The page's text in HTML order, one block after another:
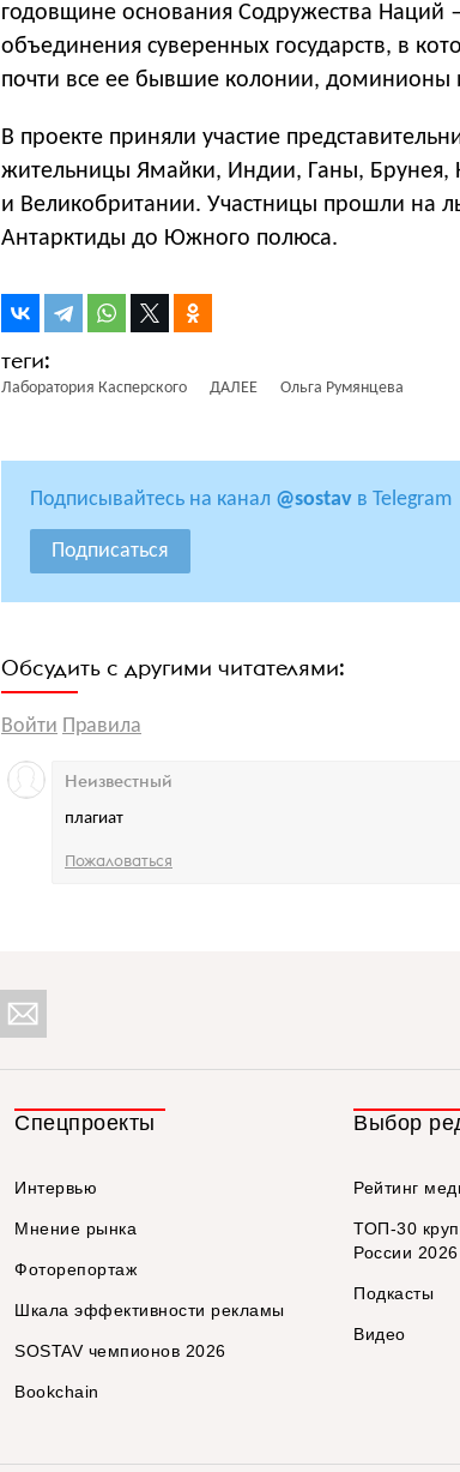
годовщине основания Содружества Наций
объединения суверенных государств, в
почти все ее бывшие колонии, доминионы
В проекте приняли участие
жительницы Ямайки, Индии, Ганы, Брунея,
и Великобритании. Участницы прошли на
Антарктиды до Южного полюса.
Лаборатория Касперского ДАЛЕЕ Ольга Румянцева
Подписывайтесь на канал @sostav в Telegram
Подписаться
Обсудить с другими читателями:
Войти Правила
плагиат
Неизвестный
Пожаловаться
Спецпроекты
Интервью
Мнение рынка
Фоторепортаж
Шкала эффективности рекламы
SOSTAV чемпионов 2026
Bookchain
Выбор
Рейтинг
ТОП-30
России 2026
Подкасты
Видео